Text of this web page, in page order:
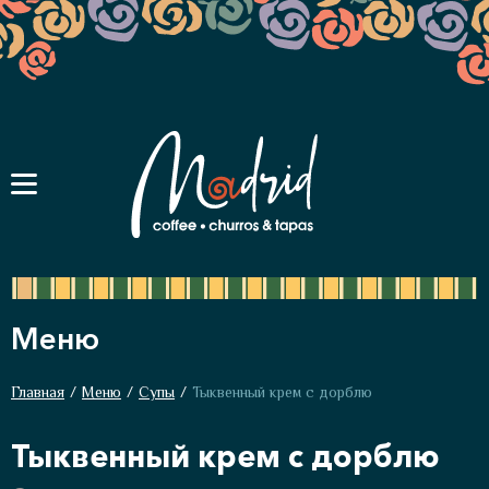
Меню
Главная / Меню / Супы / Тыквенный крем с дорблю
Тыквенный крем с дорблю